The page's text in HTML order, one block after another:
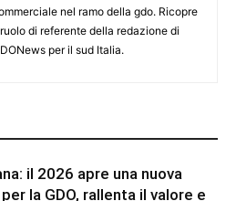
nel ramo della gdo. Ricopre
di referente della redazione di
per il sud Italia.
il 2026 apre una nuova
la GDO, rallenta il valore e